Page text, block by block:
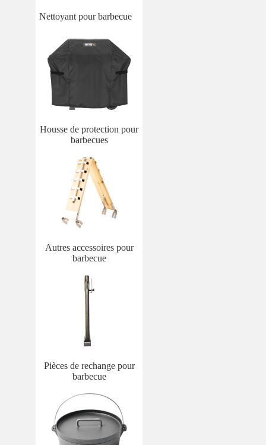
Nettoyant pour barbecue
Housse de protection pour
barbecues
Autres accessoires pour
barbecue
Pièces de rechange pour
barbecue